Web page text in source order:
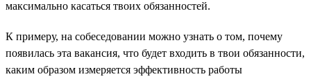
максимально касаться твоих обязанностей.
К примеру, на собеседовании можно узнать о том, почему
появилась эта вакансия, что будет входить в твои обязанности,
каким образом измеряется эффективность работы